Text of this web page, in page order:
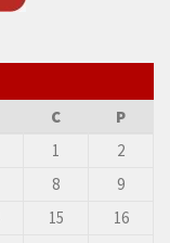
C
P
1
2
8
9
15
16